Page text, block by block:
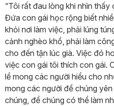
“Tôi rất đau lòng khi nhìn
Đứa con gái học rộng biết
khỏi nơi làm việc, phải lúng
cảnh nghèo khổ, phải làm
cho đến tận lúc già. Việc đó
việc con gái tôi thích con gái.
lể mong các người hiểu cho
mong các người để chúng
chúng, để chúng có thể làm